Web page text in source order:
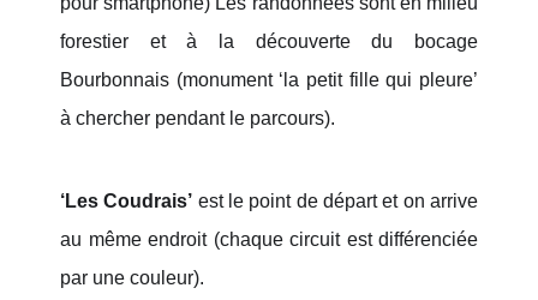
forestier et à la découverte du bocage
Bourbonnais (monument ‘la petit fille qui pleure’
à chercher pendant le parcours).
‘Les Coudrais’ est le point de départ et on arrive
au même endroit (chaque circuit est différenciée
par une couleur).